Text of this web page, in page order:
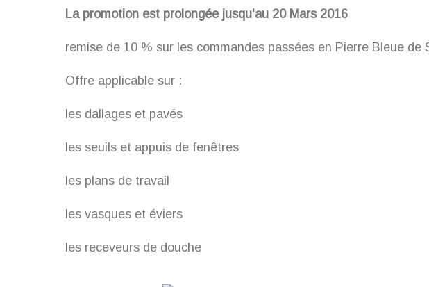
La promotion est prolongée jusqu'au 20 Mars 2016
remise de 10 % sur les commandes passées en Pierre Bleue de
Offre applicable sur :
les dallages et pavés
les seuils et appuis de fenêtres
les plans de travail
les vasques et éviers
les receveurs de douche